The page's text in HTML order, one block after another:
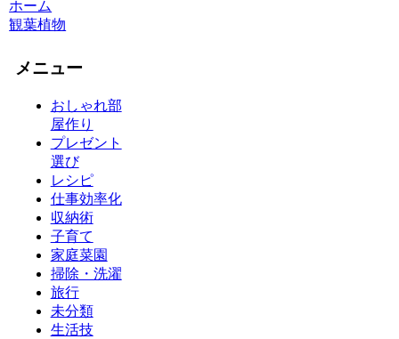
ホーム
観葉植物
メニュー
おしゃれ部
屋作り
プレゼント
選び
レシピ
仕事効率化
収納術
子育て
家庭菜園
掃除・洗濯
旅行
未分類
生活技